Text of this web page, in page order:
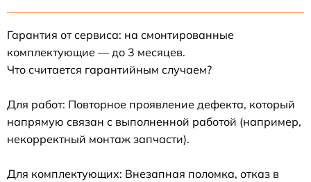
Гарантия от сервиса: на смонтированные
комплектующие — до 3 месяцев.
Что считается гарантийным случаем?
Для работ: Повторное проявление дефекта, который
напрямую связан с выполненной работой (например,
некорректный монтаж запчасти).
Для комплектующих: Внезапная поломка, отказ в